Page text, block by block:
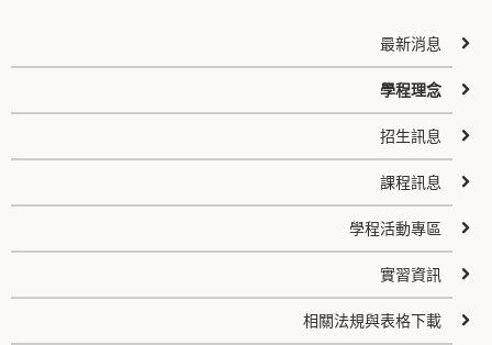
最新消息
學程理念
招生訊息
課程訊息
學程活動專區
實習資訊
相關法規與表格下載